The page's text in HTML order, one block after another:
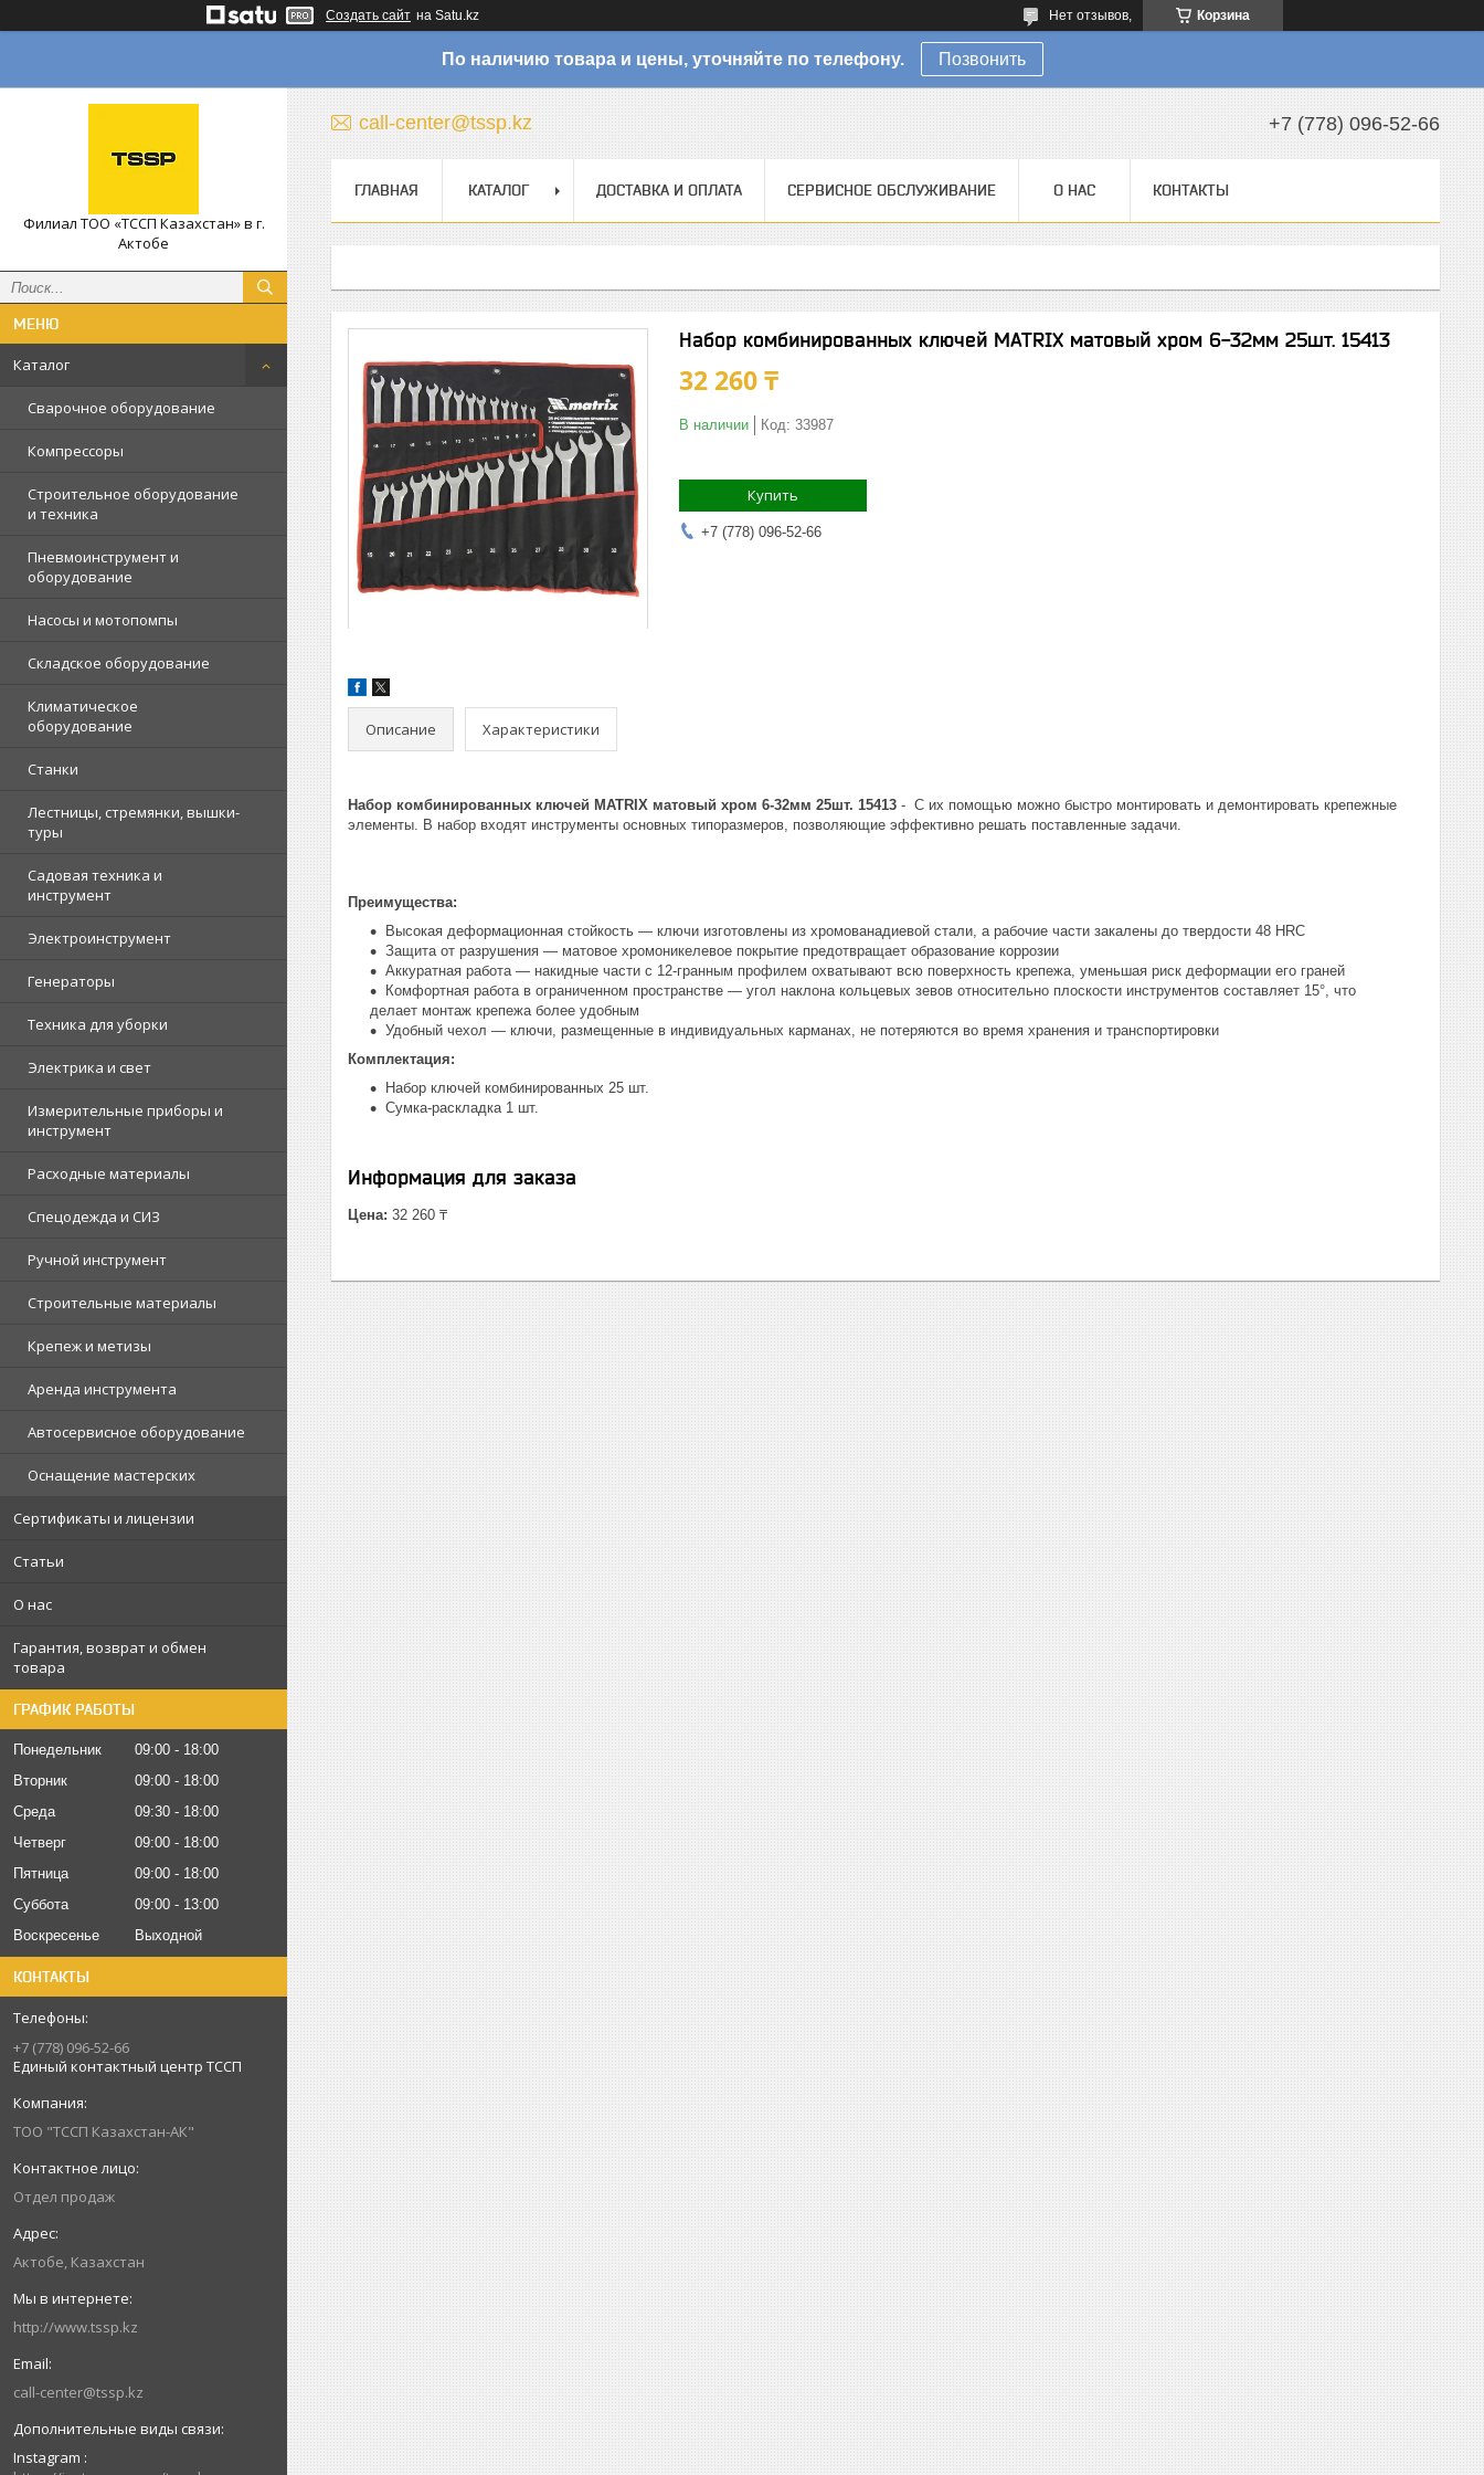
Создать сайт на Satu.kz Корзина
Нет отзывов,
По наличию товара и цены, уточняйте по телефону. Позвонить
Филиал ТОО «ТССП Казахстан» в г.
Актобе
Каталог
Сварочное оборудование
Компрессоры
Строительное оборудование
и техника
Пневмоинструмент и
оборудование
Насосы и мотопомпы
Складское оборудование
Климатическое
оборудование
Станки
Лестницы, стремянки, вышки-
туры
Садовая техника и
инструмент
Электроинструмент
Генераторы
Техника для уборки
Электрика и свет
Измерительные приборы и
инструмент
Расходные материалы
Спецодежда и СИЗ
Ручной инструмент
Строительные материалы
Крепеж и метизы
Аренда инструмента
Автосервисное оборудование
Оснащение мастерских
Сертификаты и лицензии
Статьи
О нас
Гарантия, возврат и обмен
товара
ГРАФИК РАБОТЫ
Понедельник 09:00
18:00
Вторник
09:00
18:00
Среда
09:30
18:00
Четверг
09:00
18:00
Пятница
09:00
18:00
Суббота
09:00
13:00
Воскресенье
Выходной
КОНТАКТЫ
+7 (778) 096-52-66
Единый контактный центр ТССП
ТОО "ТССП Казахстан-АК"
Отдел продаж
Актобе, Казахстан
http://www.tssp.kz
call-center@tssp.kz
Instagram
call-center@tssp.kz +7 (778) 096-52-66
ГЛАВНАЯ КАТАЛОГ ДОСТАВКА И ОПЛАТА СЕРВИСНОЕ ОБСЛУЖИВАНИЕ О НАС КОНТАКТЫ
Набор комбинированных ключей MATRIX матовый хром 6-32мм 25шт. 15413
32 260 ₸
В наличии Код: 33987
Купить
+7 (778) 096-52-66
Описание Характеристики
Набор комбинированных ключей MATRIX матовый хром 6-32мм 25шт. 15413 - С их помощью можно быстро монтировать и демонтировать крепежные
элементы. В набор входят инструменты основных типоразмеров, позволяющие эффективно решать поставленные задачи.
Преимущества:
Высокая деформационная стойкость — ключи изготовлены из хромованадиевой стали, а рабочие части закалены до твердости 48 HRC
Защита от разрушения — матовое хромоникелевое покрытие предотвращает образование коррозии
Аккуратная работа — накидные части с 12-гранным профилем охватывают всю поверхность крепежа, уменьшая риск деформации его граней
Комфортная работа в ограниченном пространстве — угол наклона кольцевых зевов относительно плоскости инструментов составляет 15°, что
делает монтаж крепежа более удобным
Удобный чехол — ключи, размещенные в индивидуальных карманах, не потеряются во время хранения и транспортировки
Комплектация:
Набор ключей комбинированных 25 шт.
Сумка-раскладка 1 шт.
Информация для заказа
Цена: 32 260 ₸